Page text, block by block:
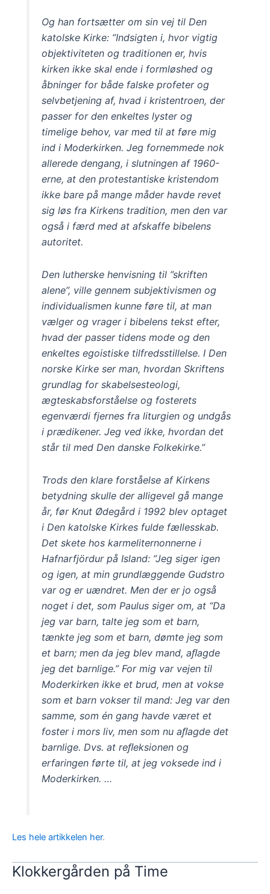
Og han fortsætter om sin vej til Den
katolske Kirke: ”Indsigten i, hvor vigtig
objektiviteten og traditionen er, hvis
kirken ikke skal ende i formløshed og
åbninger for både falske profeter og
selvbetjening af, hvad i kristentroen, der
passer for den enkeltes lyster og
timelige behov, var med til at føre mig
ind i Moderkirken. Jeg fornemmede nok
allerede dengang, i slutningen af 1960-
erne, at den protestantiske kristendom
ikke bare på mange måder havde revet
sig løs fra Kirkens tradition, men den var
også i færd med at afskaffe bibelens
autoritet.
Den lutherske henvisning til ”skriften
alene”, ville gennem subjektivismen og
individualismen kunne føre til, at man
vælger og vrager i bibelens tekst efter,
hvad der passer tidens mode og den
enkeltes egoistiske tilfredsstillelse. I Den
norske Kirke ser man, hvordan Skriftens
grundlag for skabelsesteologi,
ægteskabsforståelse og fosterets
egenværdi fjernes fra liturgien og undgås
i prædikener. Jeg ved ikke, hvordan det
står til med Den danske Folkekirke.”
Trods den klare forståelse af Kirkens
betydning skulle der alligevel gå mange
år, før Knut Ødegård i 1992 blev optaget
i Den katolske Kirkes fulde fællesskab.
Det skete hos karmeliternonnerne i
Hafnarfjördur på Island: ”Jeg siger igen
og igen, at min grundlæggende Gudstro
var og er uændret. Men der er jo også
noget i det, som Paulus siger om, at “Da
jeg var barn, talte jeg som et barn,
tænkte jeg som et barn, dømte jeg som
et barn; men da jeg blev mand, aﬂagde
jeg det barnlige.” For mig var vejen til
Moderkirken ikke et brud, men at vokse
som et barn vokser til mand: Jeg var den
samme, som én gang havde været et
foster i mors liv, men som nu aﬂagde det
barnlige. Dvs. at reﬂeksionen og
erfaringen førte til, at jeg voksede ind i
Moderkirken. …
Les hele artikkelen her.
Klokkergården på Time